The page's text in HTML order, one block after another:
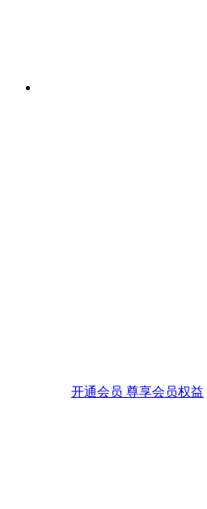
开通会员 尊享会员权益